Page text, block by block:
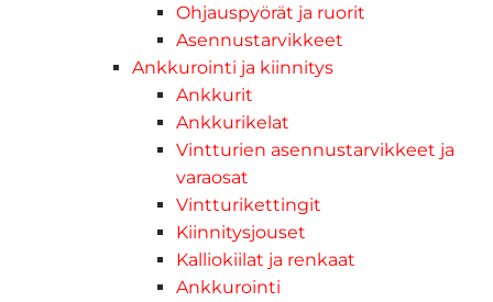
Ohjauspyörät ja ruorit
Asennustarvikkeet
Ankkurointi ja kiinnitys
Ankkurit
Ankkurikelat
Vintturien asennustarvikkeet ja
varaosat
Vintturikettingit
Kiinnitysjouset
Kalliokiilat ja renkaat
Ankkurointi